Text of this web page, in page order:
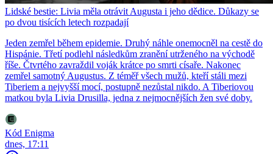
Lidské bestie: Livia měla otrávit Augusta i jeho dědice. Důkazy se
po dvou tisících letech rozpadají
Jeden zemřel během epidemie. Druhý náhle onemocněl na cestě do
Hispánie. Třetí podlehl následkům zranění utrženého na východě
říše. Čtvrtého zavraždil voják krátce po smrti císaře. Nakonec
zemřel samotný Augustus. Z téměř všech mužů, kteří stáli mezi
Tiberiem a nejvyšší mocí, postupně nezůstal nikdo. A Tiberiovou
matkou byla Livia Drusilla, jedna z nejmocnějších žen své doby.
Kód Enigma
dnes, 17:11